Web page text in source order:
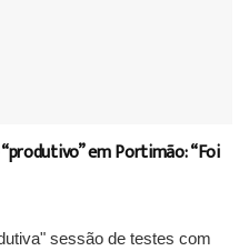
em Portimão: “Foi
sessão de testes com